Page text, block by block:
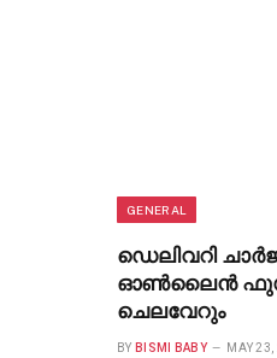
GENERAL
ഡെലിവറി
ഓൺലൈൻ ഫുഡ്
ചെലവേറും
BY BISMI BABY MAY